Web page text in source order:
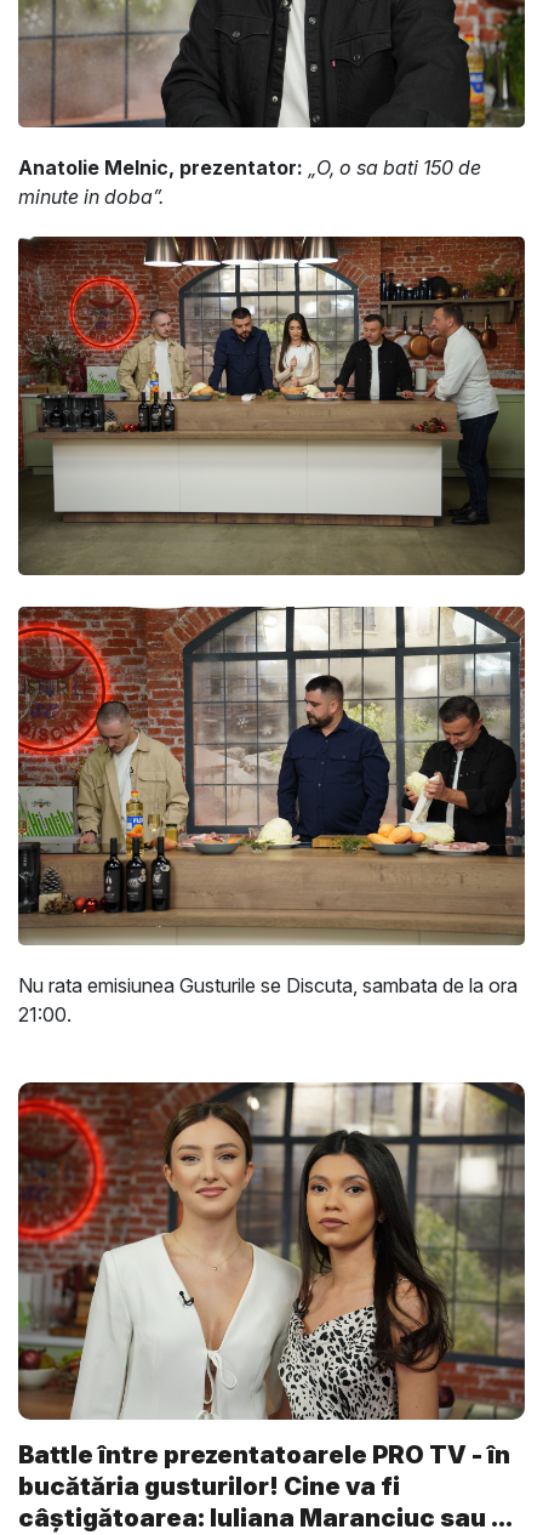
Anatolie Melnic, prezentator: „O, o sa bati 150 de
minute in doba”.
Nu rata emisiunea Gusturile se Discuta, sambata de la ora
21:00.
Battle între prezentatoarele PRO TV - în
bucătăria gusturilor! Cine va fi
câștigătoarea: Iuliana Maranciuc sau ...